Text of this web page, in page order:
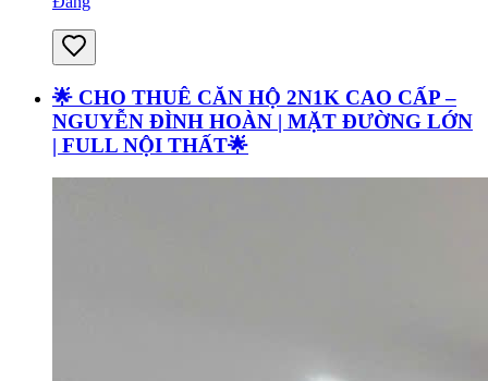
🌟 CHO THUÊ CĂN HỘ 2N1K CAO CẤP –
NGUYỄN ĐÌNH HOÀN | MẶT ĐƯỜNG LỚN
| FULL NỘI THẤT🌟